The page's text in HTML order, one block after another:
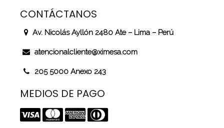
CONTÁCTANOS
Av. Nicolás Ayllón 2480 Ate – Lima – Perú
atencionalcliente@ximesa.com
205 5000 Anexo 243
MEDIOS DE PAGO